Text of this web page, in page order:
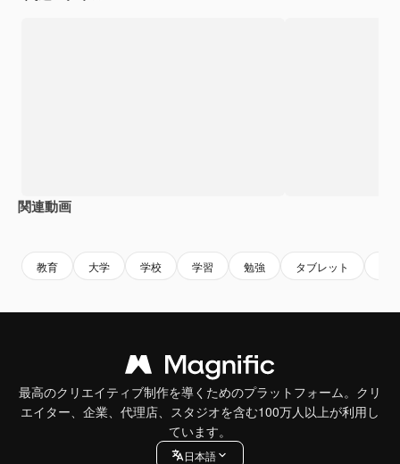
関連動画
教育 大学 学校 学習 勉強 タブレット
最高のクリエイティブ制作を導くためのプラットフォーム。クリ
エイター、企業、代理店、スタジオを含む100万人以上が利用し
ています。
日本語